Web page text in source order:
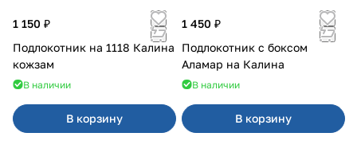
1 150 ₽
Подлокотник на 1118 Калина
кожзам
В наличии
В корзину
1 450 ₽
Подлокотник с боксом
Аламар на Калина
В наличии
В корзину